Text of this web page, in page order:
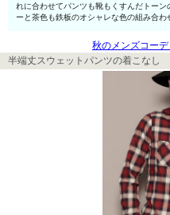
れに合わせてパンツも靴もくすんだトー
ーと茶色も鉄板のオシャレな色の組み合わ
秋のメンズコー
半端丈スウェットパンツの着こなし